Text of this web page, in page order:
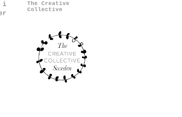
i
The Creative
Collective